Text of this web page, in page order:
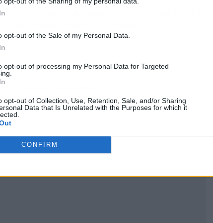
opt-out of the Sale of my Personal Data.
opt-out of processing my Personal Data for Targeted
opt-out of Collection, Use, Retention, Sale, and/or Sharing
Data that Is Unrelated with the Purposes for which it
CONFIRM
de
Barcelona, Madrid y Milán
del Spatial Computing en el entorno
innovación
grupo selecto de ejecutivos y responsables de
Pro y conocer casos de uso específicos